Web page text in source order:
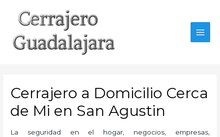
contenido
Cerrajero a Domicilio Cerca
de Mi en San Agustin
La seguridad en el hogar, negocios, empresas,